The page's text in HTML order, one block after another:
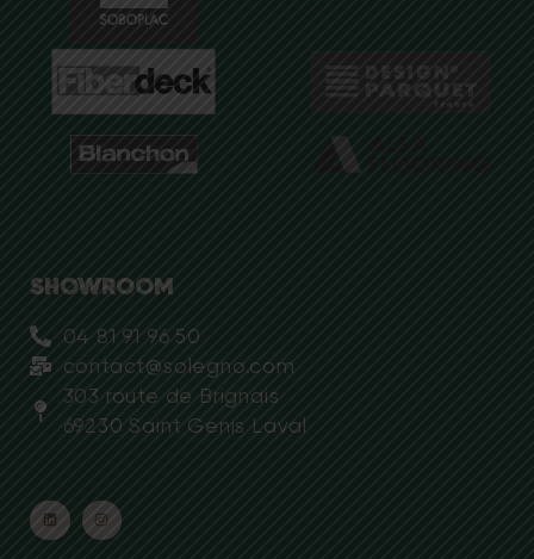
SHOWROOM
04 81 91 96 50
contact@solegno.com
303 route de Brignais
69230 Saint Genis Laval